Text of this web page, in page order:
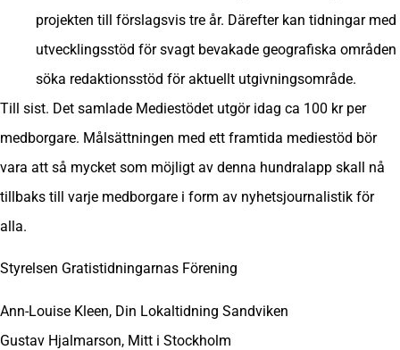
projekten till förslagsvis tre år. Därefter kan tidningar med
utvecklingsstöd för svagt bevakade geografiska områden
söka redaktionsstöd för aktuellt utgivningsområde.
Till sist. Det samlade Mediestödet utgör idag ca 100 kr per
medborgare. Målsättningen med ett framtida mediestöd bör
vara att så mycket som möjligt av denna hundralapp skall nå
tillbaks till varje medborgare i form av nyhetsjournalistik för
alla.
Styrelsen Gratistidningarnas Förening
Ann-Louise Kleen, Din Lokaltidning Sandviken
Gustav Hjalmarson, Mitt i Stockholm